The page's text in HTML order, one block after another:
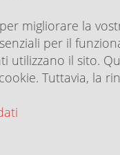
migliorare la
per il
utilizzano il sito.
Tuttavia, la